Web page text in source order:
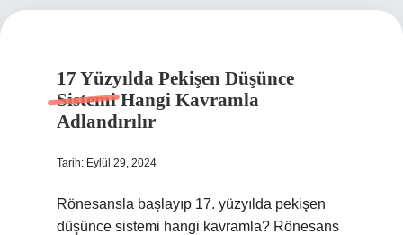
17 Yüzyılda Pekişen Düşünce
Sistemi Hangi Kavramla
Adlandırılır
Tarih: Eylül 29, 2024
Rönesansla başlayıp 17. yüzyılda pekişen
düşünce sistemi hangi kavramla? Rönesans